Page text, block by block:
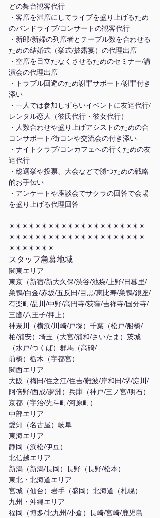
どの舞台観客代行
・客席を満席にしてライブを盛り上げるため
のバンドライブ/コンサートの観客代行
・新郎/新婦の列席者とテーブル数を合わせる
ための結婚式（挙式/披露宴）の代理出席
・空席を目立たなくさせるためのセミナー/講
演会の代理出席
・トラブル回避のため謝罪サポート/謝罪付き
添い
・一人では参加しずらいイベントに友達代行/
レンタル恋人（彼氏代行・彼女代行）
・人数合わせや盛り上げアシストのための合
コンサポート/街コンや交流会の付き添い
・ナイトクラブ/コンカフェへの行くための友
達代行
・総選挙や投票、大会などで勝つための戦略
的お手伝い
・アンケートや座談会でサクラの回答で会場
を盛り上げる代理回答
✴︎✴︎✴︎✴︎✴︎✴︎✴︎✴︎✴︎✴︎✴︎✴︎✴︎✴︎✴︎✴︎✴︎✴︎✴︎✴︎✴︎
✴︎✴︎✴︎✴︎✴︎✴︎✴︎✴︎✴︎✴︎✴︎✴︎✴︎✴︎✴︎✴︎✴︎✴︎✴︎✴︎✴︎
✴︎✴︎✴︎✴︎✴︎✴︎✴︎
スタッフ急募地域
関東エリア
東京（新宿/新大久保/渋谷/池袋/上野/日暮里/
巣鴨/白金/赤坂/五反田/目黒/恵比寿/巣鴨/銀座/
有楽町/品川/中野/高円寺/荻窪/吉祥寺/国分寺/
三鷹/八王子/押上）
神奈川（横浜/川崎/戸塚）千葉（松戸/船橋/
柏/浦安）埼玉（大宮/浦和/さいたま）茨城
（水戸/つくば）群馬（高碕/
前橋）栃木（宇都宮）
関西エリア
大阪（梅田/住之江/住吉/難波/岸和田/堺/淀川/
阿倍野/西成/夢洲）兵庫（神戸/三ノ宮/明石）
京都（宇治/先斗町/河原町）
中部エリア
愛知（名古屋）岐阜
東海エリア
静岡（浜松/伊豆）
北信越エリア
新潟（新潟/長岡）長野（長野/松本）
東北・北海道エリア
宮城（仙台）岩手（盛岡）北海道（札幌）
九州・沖縄エリア
福岡（博多/北九州/小倉）長崎/宮崎/鹿児島